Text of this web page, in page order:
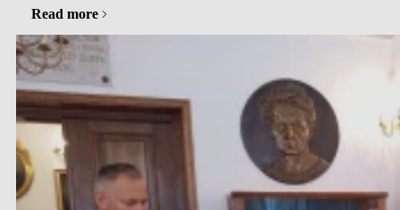
Głównej Biblioteki Lekarskiej im. Stanisława Konopki w
Read more